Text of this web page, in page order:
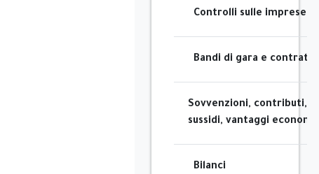
Controlli sulle imprese
Bandi di gara e contratti
Sovvenzioni, contributi,
sussidi, vantaggi economici
Bilanci